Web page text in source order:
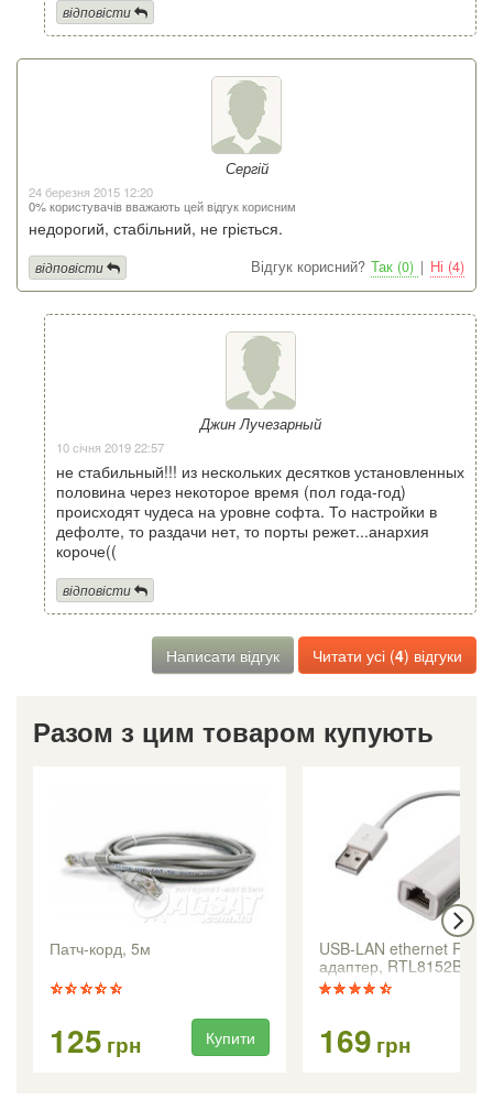
відповісти
Сергій
24 березня 2015 12:20
0% користувачів вважають цей відгук корисним
недорогий, стабільний, не гріється.
Відгук корисний? Так (0) | Ні (4)
відповісти
Джин Лучезарный
10 січня 2019 22:57
не стабильный!!! из нескольких десятков установленных
половина через некоторое время (пол года-год)
происходят чудеса на уровне софта. То настройки в
дефолте, то раздачи нет, то порты режет...анархия
короче((
відповісти
Написати відгук Читати усі (4) відгуки
Разом з цим товаром купують
Патч-корд, 5м
125 грн Купити
USB-LAN ethernet RJ45
адаптер, RTL8152B
169 грн